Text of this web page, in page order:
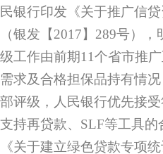
民银行印发《关于推广信
（银发【2017】289号）
级工作由前期11个省市推
需求及合格担保品持有情
部评级，人民银行优先接
支持再贷款、SLF等工具
《关于建立绿色贷款专项